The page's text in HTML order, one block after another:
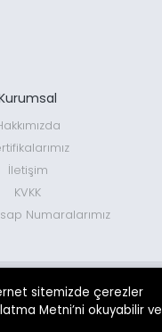
Kurumsal
İletişim
KVKK
Numaralarımız
HATTI
sitemizde çerezler
Metni’ni okuyabilir ve